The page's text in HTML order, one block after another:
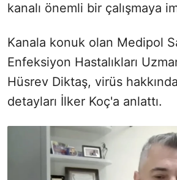
kanalı önemli bir çalışmaya
Kanala konuk olan Medipol
Enfeksiyon Hastalıkları
Hüsrev Diktaş, virüs
detayları İlker Koç'a anlattı.